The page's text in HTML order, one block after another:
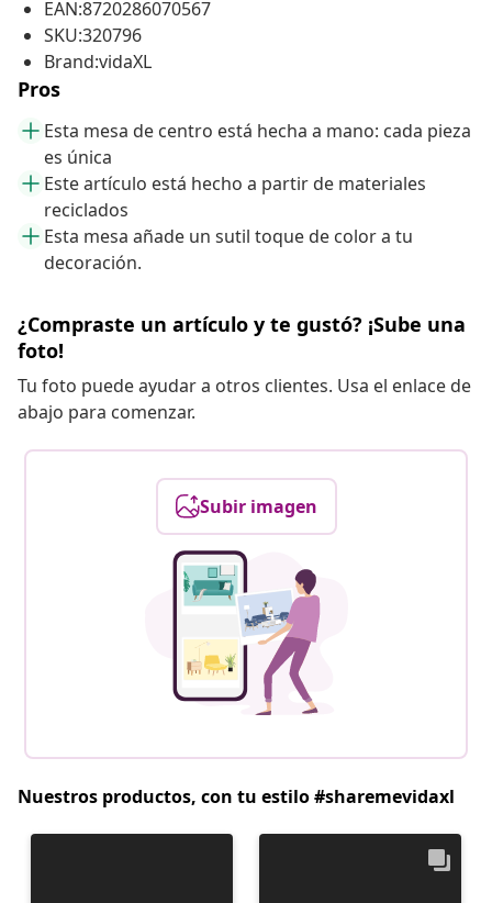
EAN:8720286070567
SKU:320796
Brand:vidaXL
Pros
Esta mesa de centro está hecha a mano: cada pieza
es única
Este artículo está hecho a partir de materiales
reciclados
Esta mesa añade un sutil toque de color a tu
decoración.
¿Compraste un artículo y te gustó? ¡Sube una
foto!
Tu foto puede ayudar a otros clientes. Usa el enlace de
abajo para comenzar.
Subir imagen
Nuestros productos, con tu estilo #sharemevidaxl